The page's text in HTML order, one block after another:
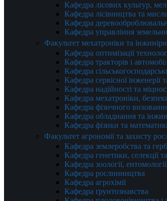
Кафедра лісових культур,
Кафедра лісівництва та
Кафедра
Кафедра управління
Факультет мехатроніки та
Кафедра оптимізації
Кафедра тракторів і
Кафедра
Кафедра cервісної інженерії
Кафедра надійності та
Кафедра мехатроніки,
Кафедра фізичного
Кафедра обладнання та
Кафедра фізики та
Факультет агрономії та захисту
Кафедра землеробства та
Кафедра генетики, селекції
Кафедра зоології,
Кафедра рослинництва
Кафедра агрохімії
Кафедра ґрунтознавства